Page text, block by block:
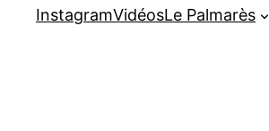
InstagramVidéosLe Palmarès